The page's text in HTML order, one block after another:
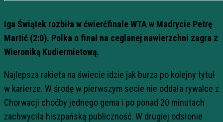
Iga Świątek rozbiła w ćwierćfinale WTA w Madrycie Petrę
Martić (2:0). Polka o finał na ceglanej nawierzchni zagra z
Wieroniką Kudiermietową.
Najlepsza rakieta na świecie idzie jak burza po kolejny tytuł
w karierze. W środę w pierwszym secie nie oddała rywalce z
Chorwacji choćby jednego gema i po ponad 20 minutach
zachwyciła hiszpańską publiczność. W drugiej odsłonie